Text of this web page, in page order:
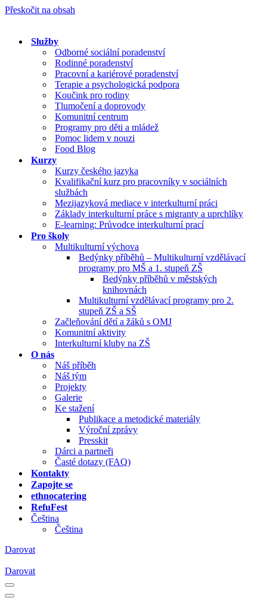
Přeskočit na obsah
Služby
Odborné sociální poradenství
Rodinné poradenství
Pracovní a kariérové poradenství
Terapie a psychologická podpora
Koučink pro rodiny
Tlumočení a doprovody
Komunitní centrum
Programy pro děti a mládež
Pomoc lidem v nouzi
Food Blog
Kurzy
Kurzy českého jazyka
Kvalifikační kurz pro pracovníky v sociálních
službách
Mezijazyková mediace v interkulturní práci
Základy interkulturní práce s migranty a uprchlíky
E-learning: Průvodce interkulturní prací
Pro školy
Multikulturní výchova
Bedýnky příběhů – Multikulturní vzdělávací
programy pro MŠ a 1. stupeň ZŠ
Bedýnky příběhů v městských
knihovnách
Multikulturní vzdělávací programy pro 2.
stupeň ZŠ a SŠ
Začleňování dětí a žáků s OMJ
Komunitní aktivity
Interkulturní kluby na ZŠ
O nás
Náš příběh
Náš tým
Projekty
Galerie
Ke stažení
Publikace a metodické materiály
Výroční zprávy
Presskit
Dárci a partneři
Časté dotazy (FAQ)
Kontakty
Zapojte se
ethnocatering
RefuFest
Čeština
Čeština
Darovat
Darovat
Navigační
menu
Navigační